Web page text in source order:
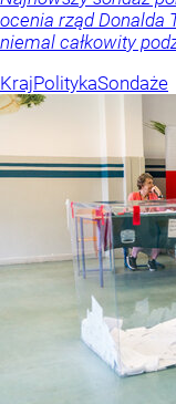
ocenia rząd Donalda
niemal całkowity
KrajPolitykaSondaże